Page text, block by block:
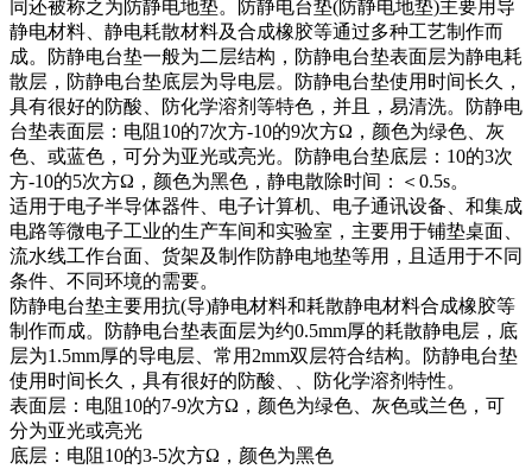
同还被称之为防静电地垫。防静电台垫(防静电地垫)主要用导
静电材料、静电耗散材料及合成橡胶等通过多种工艺制作而
成。防静电台垫一般为二层结构，防静电台垫表面层为静电耗
散层，防静电台垫底层为导电层。防静电台垫使用时间长久，
具有很好的防酸、防化学溶剂等特色，并且，易清洗。防静电
台垫表面层：电阻10的7次方-10的9次方Ω，颜色为绿色、灰
色、或蓝色，可分为亚光或亮光。防静电台垫底层：10的3次
方-10的5次方Ω，颜色为黑色，静电散除时间：＜0.5s。
适用于电子半导体器件、电子计算机、电子通讯设备、和集成
电路等微电子工业的生产车间和实验室，主要用于铺垫桌面、
流水线工作台面、货架及制作防静电地垫等用，且适用于不同
条件、不同环境的需要。
防静电台垫主要用抗(导)静电材料和耗散静电材料合成橡胶等
制作而成。防静电台垫表面层为约0.5mm厚的耗散静电层，底
层为1.5mm厚的导电层、常用2mm双层符合结构。防静电台垫
使用时间长久，具有很好的防酸、、防化学溶剂特性。
表面层：电阻10的7-9次方Ω，颜色为绿色、灰色或兰色，可
分为亚光或亮光
底层：电阻10的3-5次方Ω，颜色为黑色